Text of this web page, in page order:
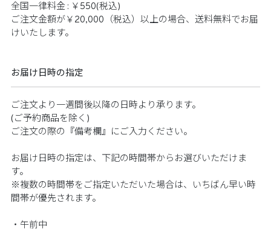
全国一律料金 : ￥550(税込)​
​ ご注文金額が￥20,000（税込）以上の場合、送料無料でお届
けいたします。​​
お届け日時の指定​
ご注文より一週間後以降の日時より承ります。​​
(ご予約商品を除く)​​
ご注文の際の『備考欄』にご入力ください。​​
お届け日時の指定は、下記の時間帯からお選びいただけま
す。​​
※複数の時間帯をご指定いただいた場合は、いちばん早い時
間帯が優先されます。​
・午前中​​